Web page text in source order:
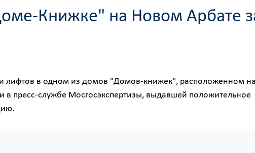
Книжке" на Новом Арбате
лифтов в одном из домов "Домов-книжек", расположенном
в пресс-службе Мосгосэкспертизы, выдавшей положительное